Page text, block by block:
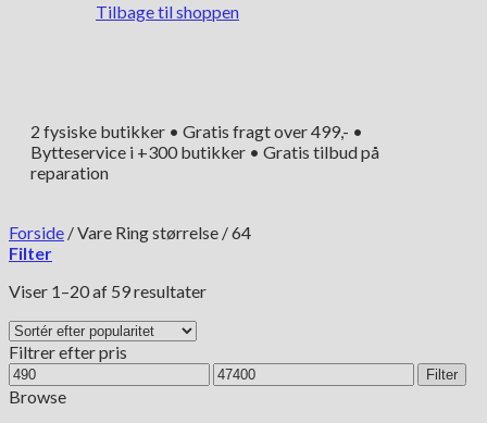
Tilbage til shoppen
2 fysiske butikker • Gratis fragt over 499,- •
Bytteservice i +300 butikker • Gratis tilbud på
reparation
Forside /Vare Ring størrelse /64
Filter
Viser 1–20 af 59 resultaterSorteret
Filtrer efter pris
Mindste
pris
Højeste
pris
Filter
Browse